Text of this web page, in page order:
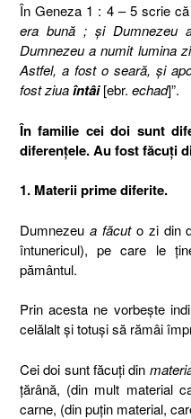
În Geneza 1 : 4 – 5 scrie că
era bună ; şi Dumnezeu
Dumnezeu a numit lumina
Astfel, a fost o seară, şi
fost ziuaîntâi[ebr. echad]”.
În familie cei doi sunt
diferenţele. Au fost făcuţi
1. Materii prime diferite.
Dumnezeu a făcuto zi din
întunericul), pe care le
pământul.
Prin acesta ne vorbeşte
celălalt şi totuşi să rămâi
Cei doi sunt făcuţi din
ţărână, (din mult material
carne, (din puţin material,